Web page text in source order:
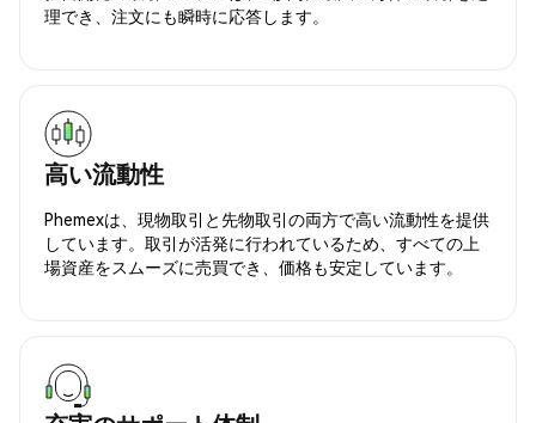
理でき、注文にも瞬時に応答します。
高い流動性
Phemexは、現物取引と先物取引の両方で高い流動性を提供
しています。取引が活発に行われているため、すべての上
場資産をスムーズに売買でき、価格も安定しています。